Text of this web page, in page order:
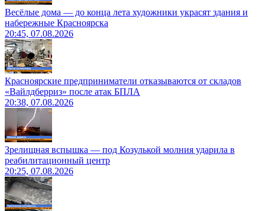
Весёлые дома — до конца лета художники украсят здания и
набережные Красноярска
20:45, 07.08.2026
Красноярские предприниматели отказываются от складов
«Вайлдберриз» после атак БПЛА
20:38, 07.08.2026
Зрелищная вспышка — под Козулькой молния ударила в
реабилитационный центр
20:25, 07.08.2026